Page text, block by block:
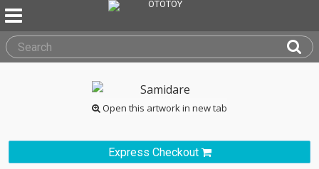
Open this artwork in new tab
Express Checkout